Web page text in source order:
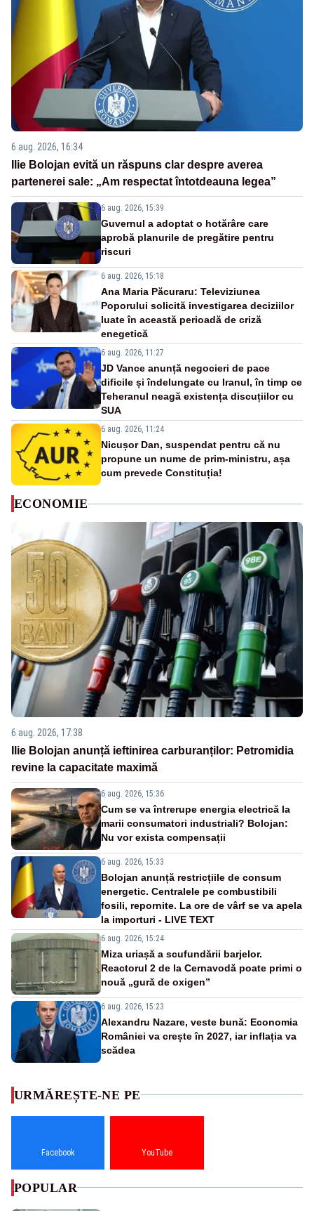
6 aug. 2026, 16:34
Ilie Bolojan evită un răspuns clar despre averea
partenerei sale: „Am respectat întotdeauna legea”
6 aug. 2026, 15:39
Guvernul a adoptat o hotărâre care
aprobă planurile de pregătire pentru
riscuri
6 aug. 2026, 15:18
Ana Maria Păcuraru: Televiziunea
Poporului solicită investigarea deciziilor
luate în această perioadă de criză
enegetică
6 aug. 2026, 11:27
JD Vance anunță negocieri de pace
dificile și îndelungate cu Iranul, în timp ce
Teheranul neagă existența discuțiilor cu
SUA
6 aug. 2026, 11:24
Nicușor Dan, suspendat pentru că nu
propune un nume de prim-ministru, așa
cum prevede Constituția!
ECONOMIE
6 aug. 2026, 17:38
Ilie Bolojan anunță ieftinirea carburanților: Petromidia
revine la capacitate maximă
6 aug. 2026, 15:36
Cum se va întrerupe energia electrică la
marii consumatori industriali? Bolojan:
Nu vor exista compensații
6 aug. 2026, 15:33
Bolojan anunță restricțiile de consum
energetic. Centralele pe combustibili
fosili, repornite. La ore de vârf se va apela
la importuri - LIVE TEXT
6 aug. 2026, 15:24
Miza uriașă a scufundării barjelor.
Reactorul 2 de la Cernavodă poate primi o
nouă „gură de oxigen”
6 aug. 2026, 15:23
Alexandru Nazare, veste bună: Economia
României va crește în 2027, iar inflația va
scădea
URMĂREȘTE-NE PE
Facebook YouTube
POPULAR